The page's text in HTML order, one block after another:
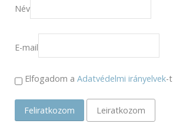
Név
E-mail
Elfogadom a Adatvédelmi irányelvek-t
Feliratkozom Leiratkozom